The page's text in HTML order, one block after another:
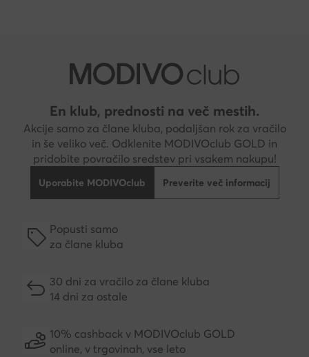
En klub, prednosti na več mestih.
Akcije samo za člane kluba, podaljšan rok za vračilo
in še veliko več. Odklenite MODIVOclub GOLD in
pridobite povračilo sredstev pri vsakem nakupu!
Uporabite MODIVOclub Preverite več informacij
Popusti samo
za člane kluba
30 dni za vračilo za člane kluba
14 dni za ostale
10% cashback v MODIVOclub GOLD
online, v trgovinah, vse leto